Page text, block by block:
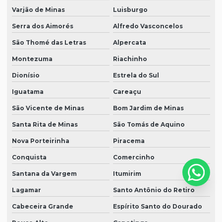
Varjão de Minas Luisburgo
Serra dos Aimorés Alfredo Vasconcelos
São Thomé das Letras Alpercata
Montezuma Riachinho
Dionísio Estrela do Sul
Iguatama Careaçu
São Vicente de Minas Bom Jardim de Minas
Santa Rita de Minas São Tomás de Aquino
Nova Porteirinha Piracema
Conquista Comercinho
Santana da Vargem Itumirim
Lagamar Santo Antônio do Retiro
Cabeceira Grande Espírito Santo do Dourado